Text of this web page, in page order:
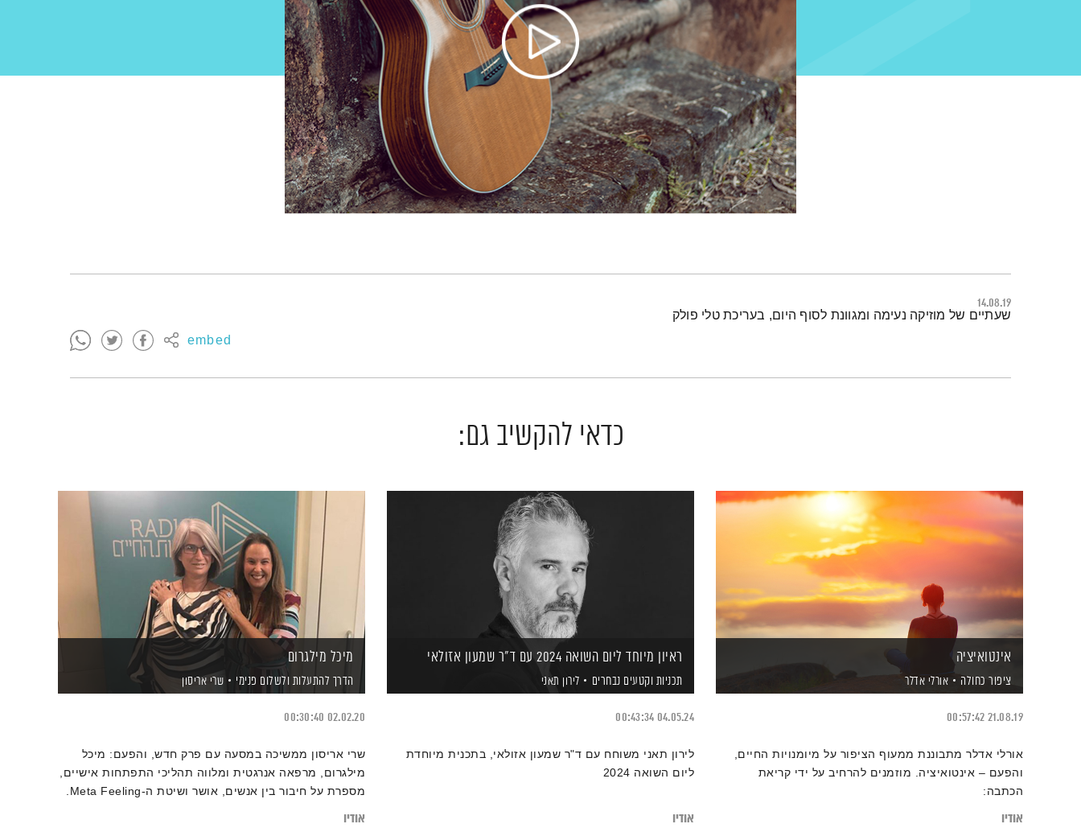
14.08.19
embed
תמצית הפודקאסט
שעתיים של מוזיקה נעימה ומגוונת לסוף היום, בעריכת טלי פולק
כדאי להקשיב גם:
אינטואיציה
ציפור כחולה אורלי אדלר
21.08.19
00:57:42
אורלי אדלר מתבוננת ממעוף הציפור על מיומנויות החיים,
והפעם – אינטואיציה. מוזמנים להרחיב על ידי קריאת
הכתבה:
אודיו
ראיון מיוחד ליום השואה 2024 עם ד"ר שמעון אזולאי
תכניות וקטעים נבחרים לירון תאני
04.05.24
00:43:34
לירון תאני משוחח עם ד"ר שמעון אזולאי, בתכנית מיוחדת
ליום השואה 2024
אודיו
מיכל מילגרום
הדרך להתעלות ולשלום פנימי שרי אריסון
02.02.20
00:30:40
שרי אריסון ממשיכה במסעה עם פרק חדש, והפעם: מיכל
מילגרום, מרפאה אנרגטית ומלווה תהליכי התפתחות אישיים,
מספרת על חיבור בין אנשים, אושר ושיטת ה-Meta Feeling.
אודיו